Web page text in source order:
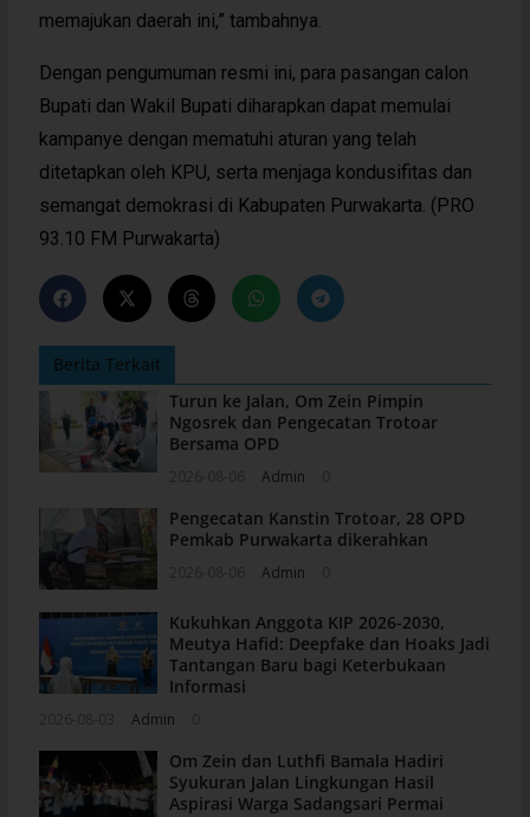
memajukan daerah ini,” tambahnya.
Dengan pengumuman resmi ini, para pasangan calon
Bupati dan Wakil Bupati diharapkan dapat memulai
kampanye dengan mematuhi aturan yang telah
ditetapkan oleh KPU, serta menjaga kondusifitas dan
semangat demokrasi di Kabupaten Purwakarta. (PRO
93.10 FM Purwakarta)
Berita Terkait
Turun ke Jalan, Om Zein Pimpin
Ngosrek dan Pengecatan Trotoar
Bersama OPD
Admin
Pengecatan Kanstin Trotoar, 28 OPD
Pemkab Purwakarta dikerahkan
Admin
Kukuhkan Anggota KIP 2026-2030,
Meutya Hafid: Deepfake dan Hoaks Jadi
Tantangan Baru bagi Keterbukaan
Informasi
Admin
Om Zein dan Luthfi Bamala Hadiri
Syukuran Jalan Lingkungan Hasil
Aspirasi Warga Sadangsari Permai